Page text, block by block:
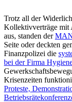
Trotz all der
Kollektivverträge mit
aus, standen der
Seite oder deckten
Finanzpolizei die
bei der Firma
Krisenzeiten
Proteste,